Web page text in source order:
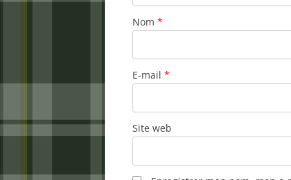
Nom *
E-mail *
Site web